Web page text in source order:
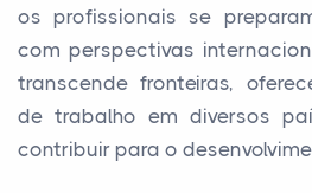
os profissionais se
com perspectivas
transcende fronteiras,
de trabalho em diversos
contribuir para o